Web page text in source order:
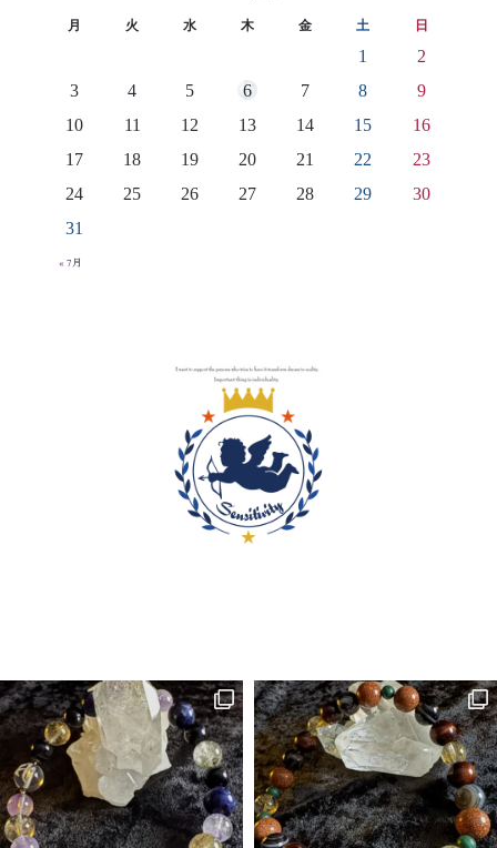
月 火 水 木 金 土
日
1
2
3
4 5 6 7 8
9
10
11 12 13 14 15
16
17
18 19 20 21 22
23
24
25 26 27 28 29
30
31
« 7月